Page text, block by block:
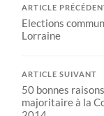
ARTICLE
Elections
Lorraine
ARTICLE SUIVANT
50 bonnes
majoritaire à la